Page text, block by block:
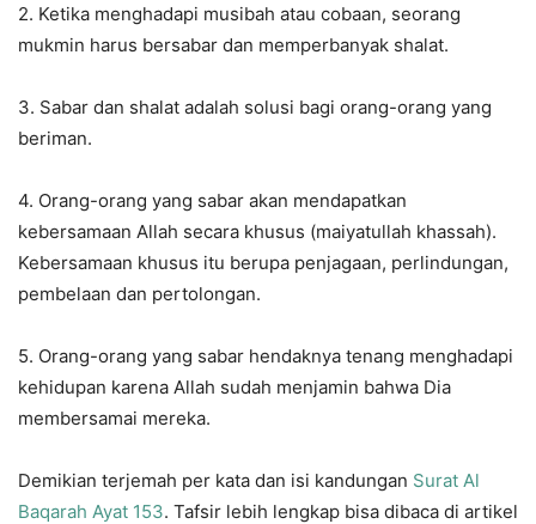
2. Ketika menghadapi musibah atau cobaan, seorang
mukmin harus bersabar dan memperbanyak shalat.
3. Sabar dan shalat adalah solusi bagi orang-orang yang
beriman.
4. Orang-orang yang sabar akan mendapatkan
kebersamaan Allah secara khusus (maiyatullah khassah).
Kebersamaan khusus itu berupa penjagaan, perlindungan,
pembelaan dan pertolongan.
5. Orang-orang yang sabar hendaknya tenang menghadapi
kehidupan karena Allah sudah menjamin bahwa Dia
membersamai mereka.
Demikian terjemah per kata dan isi kandungan Surat Al
Baqarah Ayat 153. Tafsir lebih lengkap bisa dibaca di artikel